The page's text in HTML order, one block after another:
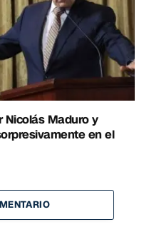
Nicolás Maduro y
en el